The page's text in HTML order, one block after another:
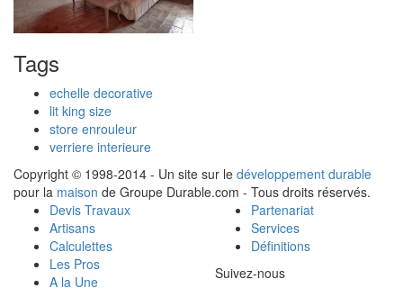
Tags
echelle decorative
lit king size
store enrouleur
verriere interieure
Copyright © 1998-2014 - Un site sur le développement durable
pour la maison de Groupe Durable.com - Tous droits réservés.
Devis Travaux
Artisans
Calculettes
Les Pros
A la Une
Partenariat
Services
Définitions
Suivez-nous